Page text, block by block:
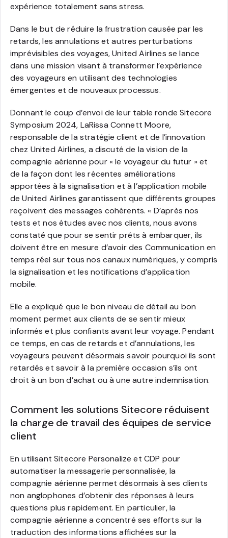
expérience totalement sans stress.
Dans le but de réduire la frustration causée par les
retards, les annulations et autres perturbations
imprévisibles des voyages, United Airlines se lance
dans une mission visant à transformer l’expérience
des voyageurs en utilisant des technologies
émergentes et de nouveaux processus.
Donnant le coup d’envoi de leur table ronde Sitecore
Symposium 2024, LaRissa Connett Moore,
responsable de la stratégie client et de l’innovation
chez United Airlines, a discuté de la vision de la
compagnie aérienne pour « le voyageur du futur » et
de la façon dont les récentes améliorations
apportées à la signalisation et à l’application mobile
de United Airlines garantissent que différents groupes
reçoivent des messages cohérents. « D’après nos
tests et nos études avec nos clients, nous avons
constaté que pour se sentir prêts à embarquer, ils
doivent être en mesure d’avoir des Communication en
temps réel sur tous nos canaux numériques, y compris
la signalisation et les notifications d’application
mobile.
Elle a expliqué que le bon niveau de détail au bon
moment permet aux clients de se sentir mieux
informés et plus confiants avant leur voyage. Pendant
ce temps, en cas de retards et d’annulations, les
voyageurs peuvent désormais savoir pourquoi ils sont
retardés et savoir à la première occasion s’ils ont
droit à un bon d’achat ou à une autre indemnisation.
Comment les solutions Sitecore réduisent
la charge de travail des équipes de service
client
En utilisant Sitecore Personalize et CDP pour
automatiser la messagerie personnalisée, la
compagnie aérienne permet désormais à ses clients
non anglophones d’obtenir des réponses à leurs
questions plus rapidement. En particulier, la
compagnie aérienne a concentré ses efforts sur la
traduction des informations affichées sur la